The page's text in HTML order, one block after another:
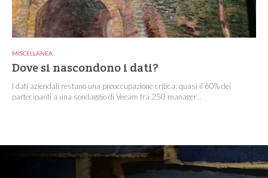
MISCELLANEA
Dove si nascondono i dati?
I dati aziendali restano una preoccupazione critica: quasi il 60% dei
partecipanti a una sondaggio di Veeam tra 250 manager...